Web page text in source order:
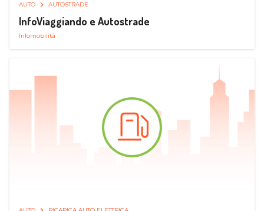
AUTO AUTOSTRADE
InfoViaggiando e Autostrade
Infomobilità